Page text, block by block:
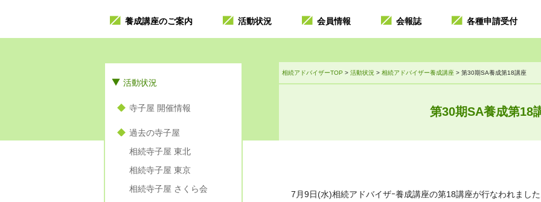
養成講座のご案内 活動状況 会員情報 会報誌 各種申請受付
相続アドバイザーTOP > 活動状況 > 相続アドバイザー養成講座 > 第30期SA養成第18講座
第30期SA養成第18
7月9日(水)相続アドバイザｰ養成講座の第18講座が行なわれました
活動状況
寺子屋 開催情報
過去の寺子屋
相続寺子屋 東北
相続寺子屋 東京
相続寺子屋 さくら会